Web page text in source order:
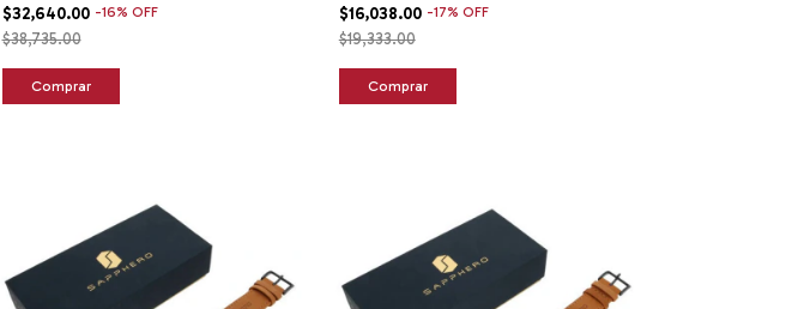
$32,640.00 -16% OFF
$38,735.00
$16,038.00 -17% OFF
$19,333.00